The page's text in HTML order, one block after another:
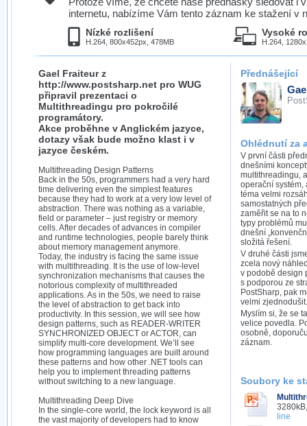
internetu, nabízíme Vám tento záznam ke stažení v
Nízké rozlišení
H.264, 800x452px, 478MB
Vysoké
H.264,
Gael Fraiteur z
http://www.postsharp.net pro WUG
připravil prezentaci o
Multithreadingu pro pokročilé
programátory.
Akce proběhne v Anglickém jazyce,
dotazy však bude možno klast i v
jazyce českém.
Multithreading Design Patterns
Back in the 50s, programmers had a very hard
time delivering even the simplest features
because they had to work at a very low level of
abstraction. There was nothing as a variable,
field or parameter – just registry or memory
cells. After decades of advances in compiler
and runtime technologies, people barely think
about memory management anymore.
Today, the industry is facing the same issue
with multithreading. It is the use of low-level
synchronization mechanisms that causes the
notorious complexity of multithreaded
applications. As in the 50s, we need to raise
the level of abstraction to get back into
productivity. In this session, we will see how
design patterns, such as READER-WRITER
SYNCHRONIZED OBJECT or ACTOR, can
simplify multi-core development. We’ll see
how programming languages are built around
these patterns and how other .NET tools can
help you to implement threading patterns
without switching to a new language.
Multithreading Deep Dive
In the single-core world, the lock keyword is all
the vast majority of developers had to know
Přednášející
Ohlédnutí za
V první části
dnešními
multithreadingu,
operační systém,
téma velmi
samostatných
zaměřit se na to
typy problémů
dnešní
složitá řešení.
V druhé části
zcela nový
v podobě design
s podporou ze
PostSharp, pak
velmi zjednodušit.
Myslím si, že se
velice povedla.
osobně,
záznam.
Soubory ke
line